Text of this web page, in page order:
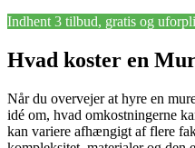
Indhent 3 tilbud, gratis og
Hvad koster en
Når du overvejer at hyre en
idé om, hvad omkostningerne
kan variere afhængigt af flere